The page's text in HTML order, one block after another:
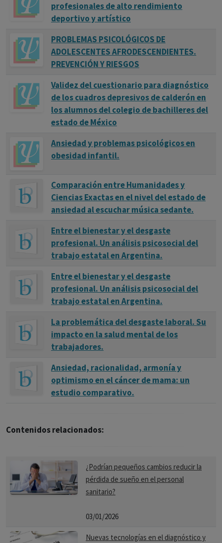
profesionales de alto rendimiento
deportivo y artístico
PROBLEMAS PSICOLÓGICOS DE
ADOLESCENTES AFRODESCENDIENTES.
PREVENCIÓN Y RIESGOS
Validez del cuestionario para diagnóstico
de los cuadros depresivos de calderón en
los alumnos del colegio de bachilleres del
estado de México
Ansiedad y problemas psicológicos en
obesidad infantil.
Comparación entre Humanidades y
Ciencias Exactas en el nivel del estado de
ansiedad al escuchar música sedante.
Entre el bienestar y el desgaste
profesional. Un análisis psicosocial del
trabajo estatal en Argentina.
Entre el bienestar y el desgaste
profesional. Un análisis psicosocial del
trabajo estatal en Argentina.
La problemática del desgaste laboral. Su
impacto en la salud mental de los
trabajadores.
Ansiedad, racionalidad, armonía y
optimismo en el cáncer de mama: un
estudio comparativo.
Contenidos relacionados:
¿Podrían pequeños cambios reducir la
pérdida de sueño en el personal
sanitario?
03/01/2026
Nuevas tecnologías en el diagnóstico y